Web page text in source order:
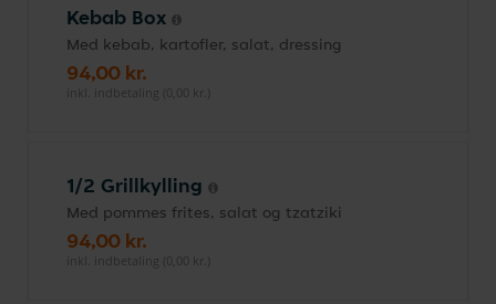
Kebab Box
Med kebab, kartofler, salat, dressing
94,00 kr.
inkl. indbetaling (0,00 kr.)
1/2 Grillkylling
Med pommes frites, salat og tzatziki
94,00 kr.
inkl. indbetaling (0,00 kr.)